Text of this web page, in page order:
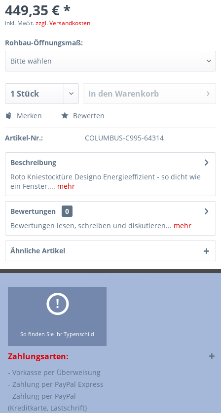
449,35 € *
inkl. MwSt.zzgl. Versandkosten
Rohbau-Öffnungsmaß:
In den Warenkorb
Merken Bewerten
Artikel-Nr.: COLUMBUS-C995-64314
Beschreibung
Roto Kniestocktüre Designo Energieeffizient - so dicht wie
ein Fenster.... mehr
Bewertungen
0
Bewertungen lesen, schreiben und diskutieren... mehr
Ähnliche Artikel
So finden Sie Ihr Typenschild
Zahlungsarten:
- Vorkasse per Überweisung
- Zahlung per PayPal Express
- Zahlung per PayPal
(Kreditkarte, Lastschrift)